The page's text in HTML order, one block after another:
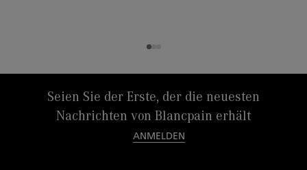
Seien Sie der Erste, der die neuesten
Nachrichten von Blancpain erhält
ANMELDEN